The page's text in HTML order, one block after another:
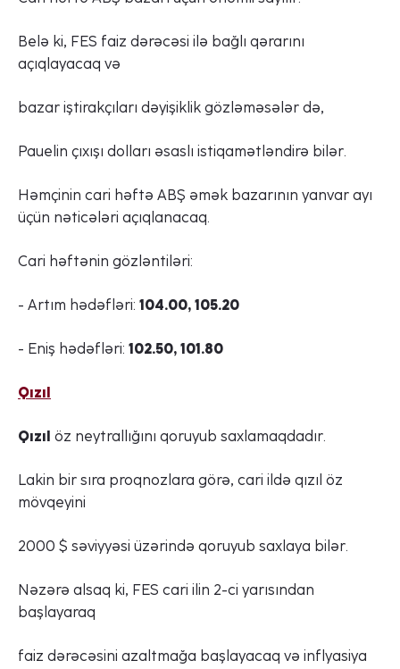
Belə ki, FES faiz dərəcəsi ilə bağlı qərarını
açıqlayacaq və
bazar iştirakçıları dəyişiklik gözləməsələr də,
Pauelin çıxışı dolları əsaslı istiqamətləndirə bilər.
Həmçinin cari həftə ABŞ əmək bazarının yanvar ayı
üçün nəticələri açıqlanacaq.
Cari həftənin gözləntiləri:
- Artım hədəfləri: 104.00, 105.20
- Eniş hədəfləri: 102.50, 101.80
Qızıl
Qızıl öz neytrallığını qoruyub saxlamaqdadır.
Lakin bir sıra proqnozlara görə, cari ildə qızıl öz
mövqeyini
2000 $ səviyyəsi üzərində qoruyub saxlaya bilər.
Nəzərə alsaq ki, FES cari ilin 2-ci yarısından
başlayaraq
faiz dərəcəsini azaltmağa başlayacaq və inflyasiya